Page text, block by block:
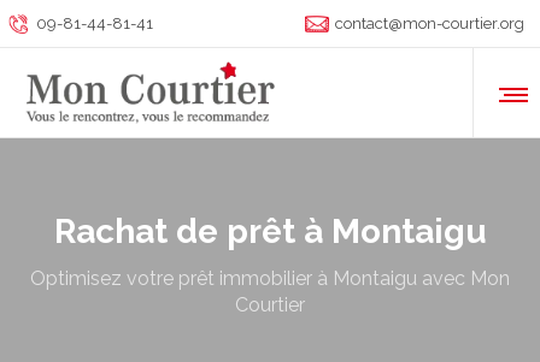
09-81-44-81-41 contact@mon-courtier.org
Rachat de prêt à Montaigu
Optimisez votre prêt immobilier à Montaigu avec Mon
Courtier